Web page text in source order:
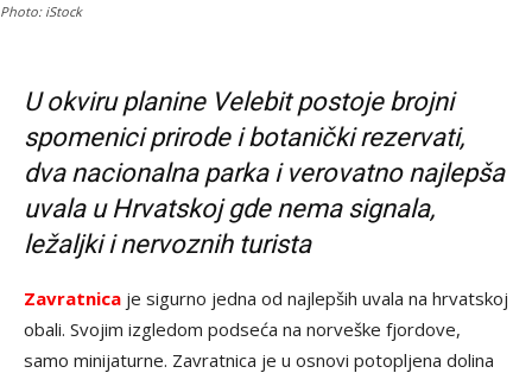
Photo: iStock
U okviru planine Velebit postoje brojni
spomenici prirode i botanički rezervati,
dva nacionalna parka i verovatno najlepša
uvala u Hrvatskoj gde nema signala,
ležaljki i nervoznih turista
Zavratnica je sigurno jedna od najlepših uvala na hrvatskoj
obali. Svojim izgledom podseća na norveške fjordove,
samo minijaturne. Zavratnica je u osnovi potopljena dolina